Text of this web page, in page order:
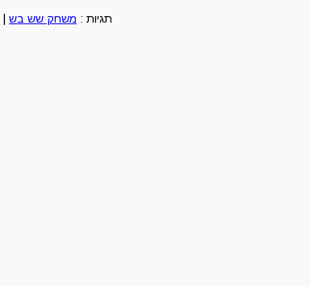
תגיות : משחק שש בש